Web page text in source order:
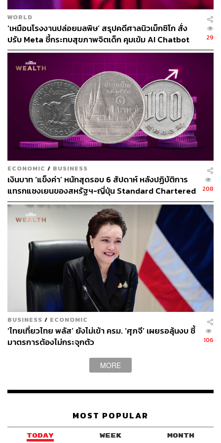
Moody’s คงต้องปรับตามในที่สุด
ภาพประกอบ: กันยกร กาญจนวิไล
สามารถติดตาม THE STANDARD WEALTH
เศรษฐกิจสหรัฐฯ
Fitch Ratings
Moody’s Analytics
เพดานหนี้สหรัฐ USA
WORLD
‘เหมือนโรงงานปล่อยมลพิษ’ สรุปคดีศาลนิวเม็กซิโก สั่ง
ปรับ Meta ชี้กระทบสุขภาพจิตเด็ก คุมเข้ม AI Chatbot
29
ECONOMIC / BUSINESS
เงินบาท ‘แข็งค่า’ หนักสุดรอบ 6 สัปดาห์ หลังปฏิบัติการ
แทรกแซงเยนของสหรัฐฯ-ญี่ปุ่น Standard Chartered
เปิดเป้าสิ้นปีนี้จ่อแข็งต่อแตะ 32.50 บาทต่อดอลลาร์
208
BUSINESS / ECONOMIC
‘ไทยเที่ยวไทย พลัส’ ยังไม่เข้า ครม. ‘ศุภจี’ เผยรอลุ้นงบ ชี้
มาตรการต้องไม่กระจุกตัว
106
MORE
MOST POPULAR
TODAY WEEK MONTH